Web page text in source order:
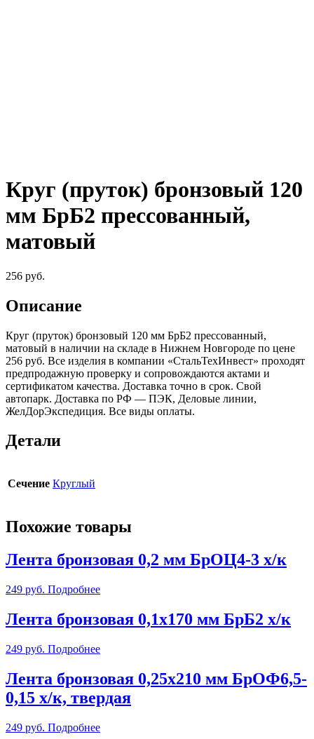
Круг (пруток) бронзовый 120
мм БрБ2 прессованный,
матовый
256 руб.
Описание
Круг (пруток) бронзовый 120 мм БрБ2 прессованный,
матовый в наличии на складе в Нижнем Новгороде по цене
256 руб. Все изделия в компании «СтальТехИнвест» проходят
предпродажную проверку и сопровождаются актами и
сертификатом качества. Доставка точно в срок. Свой
автопарк. Доставка по РФ — ПЭК, Деловые линии,
ЖелДорЭкспедиция. Все виды оплаты.
Детали
Сечение Круглый
Похожие товары
Лента бронзовая 0,2 мм БрОЦ4-3 х/к
249 руб. Подробнее
Лента бронзовая 0,1х170 мм БрБ2 х/к
249 руб. Подробнее
Лента бронзовая 0,25х210 мм БрОФ6,5-
0,15 х/к, твердая
249 руб. Подробнее